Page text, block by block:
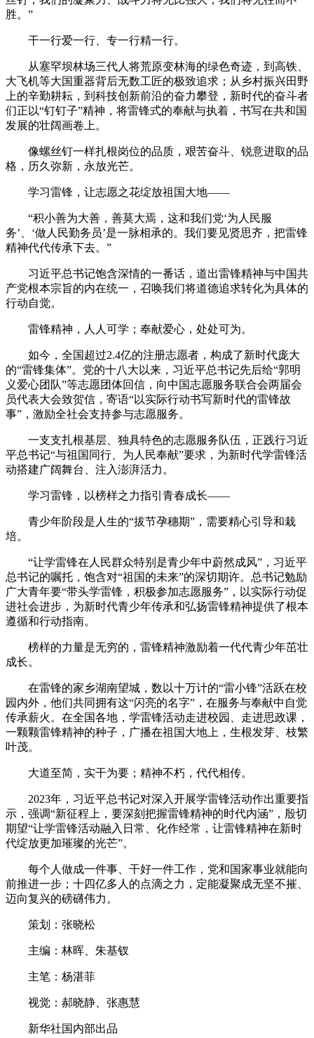
胜。”
干一行爱一行、专一行精一行。
从塞罕坝林场三代人将荒原变林海的绿色奇迹，到高铁、
大飞机等大国重器背后无数工匠的极致追求；从乡村振兴田野
上的辛勤耕耘，到科技创新前沿的奋力攀登，新时代的奋斗者
们正以“钉钉子”精神，将雷锋式的奉献与执着，书写在共和国
发展的壮阔画卷上。
像螺丝钉一样扎根岗位的品质，艰苦奋斗、锐意进取的品
格，历久弥新，永放光芒。
学习雷锋，让志愿之花绽放祖国大地——
“积小善为大善，善莫大焉，这和我们党‘为人民服
务’、‘做人民勤务员’是一脉相承的。我们要见贤思齐，把雷锋
精神代代传承下去。”
习近平总书记饱含深情的一番话，道出雷锋精神与中国共
产党根本宗旨的内在统一，召唤我们将道德追求转化为具体的
行动自觉。
雷锋精神，人人可学；奉献爱心，处处可为。
如今，全国超过2.4亿的注册志愿者，构成了新时代庞大
的“雷锋集体”。党的十八大以来，习近平总书记先后给“郭明
义爱心团队”等志愿团体回信，向中国志愿服务联合会两届会
员代表大会致贺信，寄语“以实际行动书写新时代的雷锋故
事”，激励全社会支持参与志愿服务。
一支支扎根基层、独具特色的志愿服务队伍，正践行习近
平总书记“与祖国同行、为人民奉献”要求，为新时代学雷锋活
动搭建广阔舞台、注入澎湃活力。
学习雷锋，以榜样之力指引青春成长——
青少年阶段是人生的“拔节孕穗期”，需要精心引导和栽
培。
“让学雷锋在人民群众特别是青少年中蔚然成风”，习近平
总书记的嘱托，饱含对“祖国的未来”的深切期许。总书记勉励
广大青年要“带头学雷锋，积极参加志愿服务”，以实际行动促
进社会进步，为新时代青少年传承和弘扬雷锋精神提供了根本
遵循和行动指南。
榜样的力量是无穷的，雷锋精神激励着一代代青少年茁壮
成长。
在雷锋的家乡湖南望城，数以十万计的“雷小锋”活跃在校
园内外，他们共同拥有这“闪亮的名字”，在服务与奉献中自觉
传承薪火。在全国各地，学雷锋活动走进校园、走进思政课，
一颗颗雷锋精神的种子，广播在祖国大地上，生根发芽、枝繁
叶茂。
大道至简，实干为要；精神不朽，代代相传。
2023年，习近平总书记对深入开展学雷锋活动作出重要指
示，强调“新征程上，要深刻把握雷锋精神的时代内涵”，殷切
期望“让学雷锋活动融入日常、化作经常，让雷锋精神在新时
代绽放更加璀璨的光芒”。
每个人做成一件事、干好一件工作，党和国家事业就能向
前推进一步；十四亿多人的点滴之力，定能凝聚成无坚不摧、
迈向复兴的磅礴伟力。
策划：张晓松
主编：林晖、朱基钗
主笔：杨湛菲
视觉：郝晓静、张惠慧
新华社国内部出品